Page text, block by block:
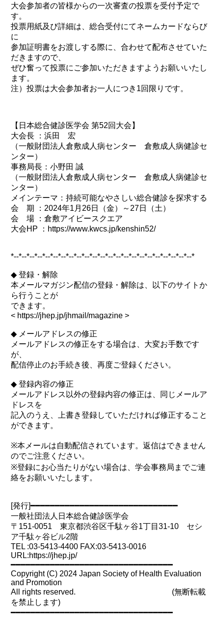
大会参加者の皆様からの一次審査の投票を受付予定で
す。
投票用紙及び詳細は、総合受付にてネームカードならび
に
参加証明書をお渡しする際に、合わせて配布させていた
だきますので、
ぜひ奮って投票にご参加いただきますようお願いいたし
ます。
注）投票は大会参加者お一人につき1回限りです。
【日本総合健診医学会 第52回大会】
大会長 ：浜田 宏
（一般財団法人倉敷成人病センター 倉敷成人病健診セ
ンター）
事務局長：小野田 誠
（一般財団法人倉敷成人病センター 倉敷成人病健診セ
ンター）
メインテーマ：持続可能なやさしい総合健診を探求する
会 期 ：2024年1月26日（金）～27日（土）
会 場 ：倉敷アイビースクエア
大会HP ：https://www.kwcs.jp/kenshin52/
*--*--*--*--*--*--*--*--*--*--*--*--*--*--*--*--*--*--*--*--*--*--*--*
◆ 登録・解除
本メールマガジン配信の登録・解除は、以下のサイトか
ら行うことが
できます。
< https://jhep.jp/jhmail/magazine >
◆ メールアドレスの修正
メールアドレスの修正をする場合は、大変お手数です
が、
配信停止のお手続き後、再度ご登録ください。
◆ 登録内容の修正
メールアドレス以外の登録内容の修正は、同じメールア
ドレスを
記入のうえ、上書き登録していただければ修正すること
ができます。
※本メールは自動配信されています。返信はできません
のでご注意ください。
※登録にお心当たりがない場合は、学会事務局までご連
絡をお願いいたします。
[発行]━━━━━━━━━━━━━━━━━━━━━━━━━━━━━━
一般社団法人日本総合健診医学会
〒151-0051 東京都渋谷区千駄ヶ谷1丁目31-10 セシ
ア千駄ヶ谷ビル2階
TEL :03-5413-4400 FAX:03-5413-0016
URL:https://jhep.jp/
━━━━━━━━━━━━━━━━━━━━━━━━━━━━━━━━━
Copyright (C) 2024 Japan Society of Health Evaluation
and Promotion
All rights reserved. (無断転載
を禁止します)
━━━━━━━━━━━━━━━━━━━━━━━━━━━━━━━━━